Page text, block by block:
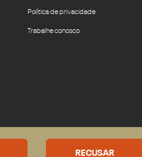
Política de privacidade
Trabalhe conosco
Desacelere. Seu bem maior é
RECUSAR